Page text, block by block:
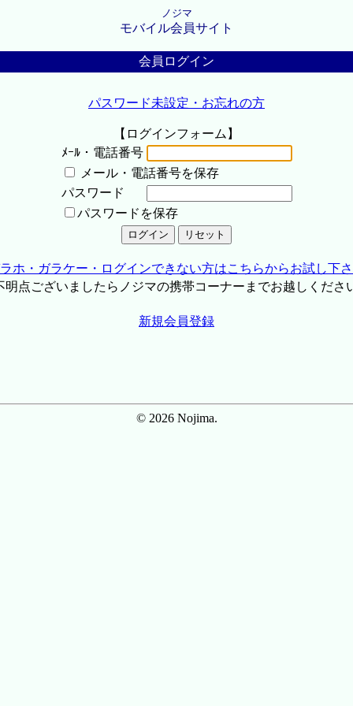
ノジマ
モバイル会員サイト
会員ログイン
パスワード未設定・お忘れの方
【ログインフォーム】
ﾒｰﾙ・電話番号
メール・電話番号を保存
パスワード
パスワードを保存
ホ・ガラケー・ログインできない方はこちらからお試し下
点ございましたらノジマの携帯コーナーまでお越しくださ
新規会員登録
© 2026 Nojima.